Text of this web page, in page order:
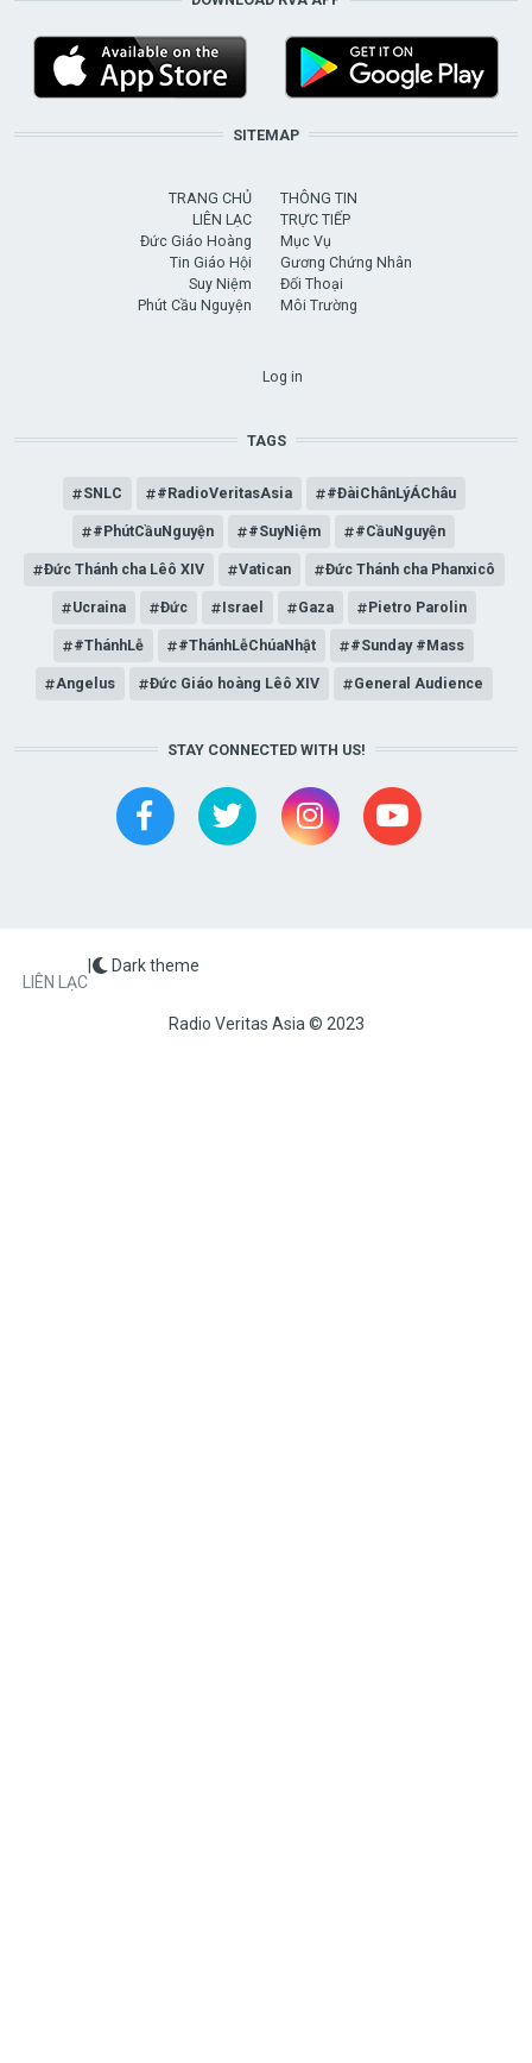
SITEMAP
TRANG CHỦ
LIÊN LẠC
Đức Giáo Hoàng
Tin Giáo Hội
Suy Niệm
Phút Cầu Nguyện
THÔNG TIN
TRỰC TIẾP
Mục Vụ
Gương Chứng Nhân
Đối Thoại
Môi Trường
Log in
TAGS
SNLC #RadioVeritasAsia #ĐàiChânLýÁChâu
#PhútCầuNguyện #SuyNiệm #CầuNguyện
Đức Thánh cha Lêô XIV Vatican Đức Thánh cha Phanxicô
Ucraina Đức Israel Gaza Pietro Parolin
#ThánhLễ #ThánhLễChúaNhật #Sunday #Mass
Angelus Đức Giáo hoàng Lêô XIV General Audience
STAY CONNECTED WITH US!
Radio Veritas Asia © 2023
FOOTER
LIÊN LẠC
Dark theme